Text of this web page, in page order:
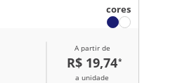
cores
A partir de
R$ 19,74*
a unidade